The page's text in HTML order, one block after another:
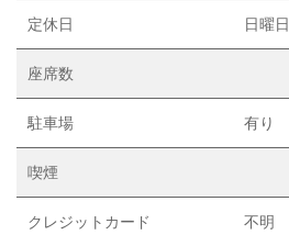
定休日 日曜日
座席数
駐車場 有り
喫煙
クレジットカード 不明